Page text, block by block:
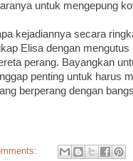
untuk mengepung
kejadiannya secara
Elisa dengan
perang. Bayangkan
penting untuk harus
berperang dengan